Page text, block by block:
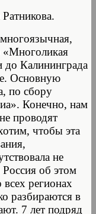
«Многоликая
до Калининграда
Основную
по сбору
Конечно, нам
проводят
чтобы эта
не
Россия об этом
регионах
разбираются в
7 лет подряд